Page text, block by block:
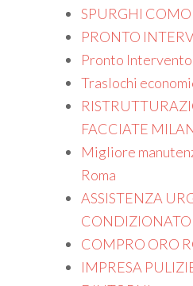
SPURGHI
PRONTO
Pronto
Traslochi
FACCIATE
Migliore
Roma
ASSISTENZA
COMPRO ORO
IMPRESA